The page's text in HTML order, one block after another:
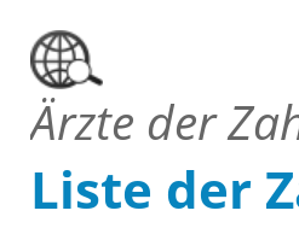
Ärzte der
Liste der